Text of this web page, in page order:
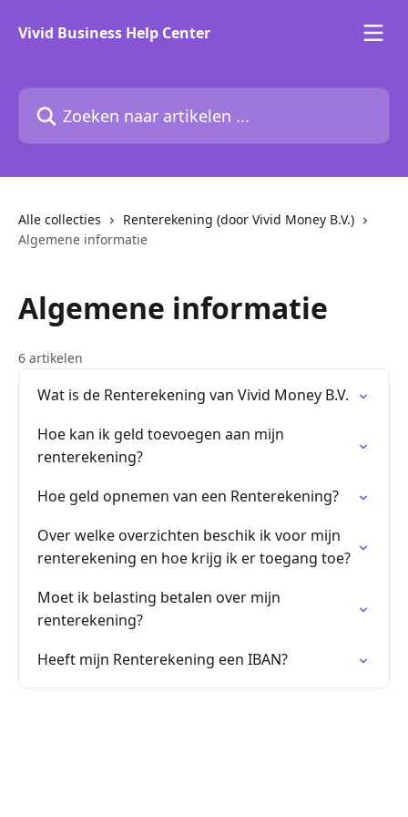
Vivid Business Help Center
Zoeken naar artikelen ...
Alle collecties
Renterekening (door Vivid Money B.V.)
Algemene informatie
Algemene informatie
6 artikelen
Wat is de Renterekening van Vivid Money B.V.
Hoe kan ik geld toevoegen aan mijn
renterekening?
Hoe geld opnemen van een Renterekening?
Over welke overzichten beschik ik voor mijn
renterekening en hoe krijg ik er toegang toe?
Moet ik belasting betalen over mijn
renterekening?
Heeft mijn Renterekening een IBAN?